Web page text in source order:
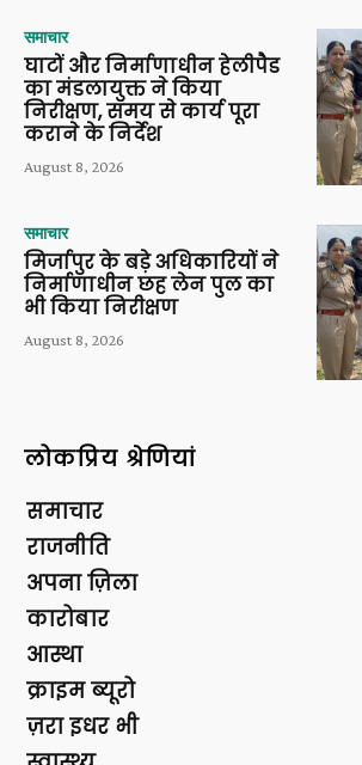
समाचार
घाटों और निर्माणाधीन हेलीपैड
का मंडलायुक्त ने किया
निरीक्षण, समय से कार्य पूरा
कराने के निर्देश
August 8, 2026
समाचार
मिर्जापुर के बड़े अधिकारियों ने
निर्माणाधीन छह लेन पुल का
भी किया निरीक्षण
August 8, 2026
लोकप्रिय श्रेणियां
समाचार
राजनीति
अपना ज़िला
कारोबार
आस्था
क्राइम ब्यूरो
ज़रा इधर भी